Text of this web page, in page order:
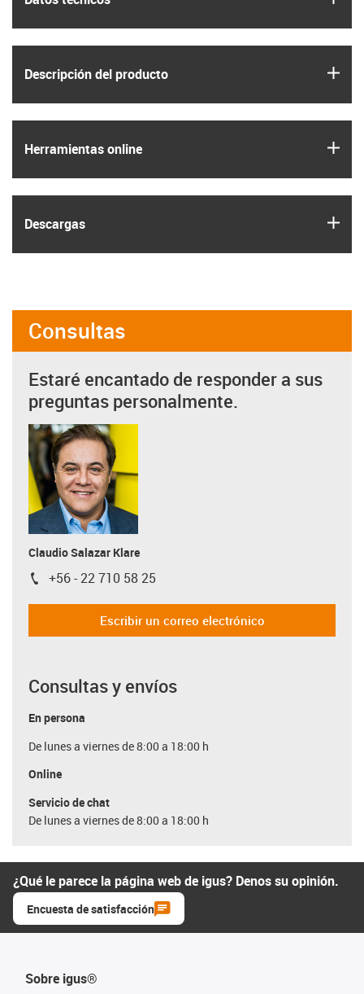
Descripción del producto
Herramientas online
Descargas
Consultas
Estaré encantado de responder a sus
preguntas personalmente.
Claudio Salazar Klare
igus-icon-phone
+56 - 22 710 58 25
Escribir un correo electrónico
Consultas y envíos
En persona
De lunes a viernes de 8:00 a 18:00 h
Online
Servicio de chat
De lunes a viernes de 8:00 a 18:00 h
¿Qué le parece la página web de igus? Denos su opinión.
Encuesta de satisfacción
Sobre igus®